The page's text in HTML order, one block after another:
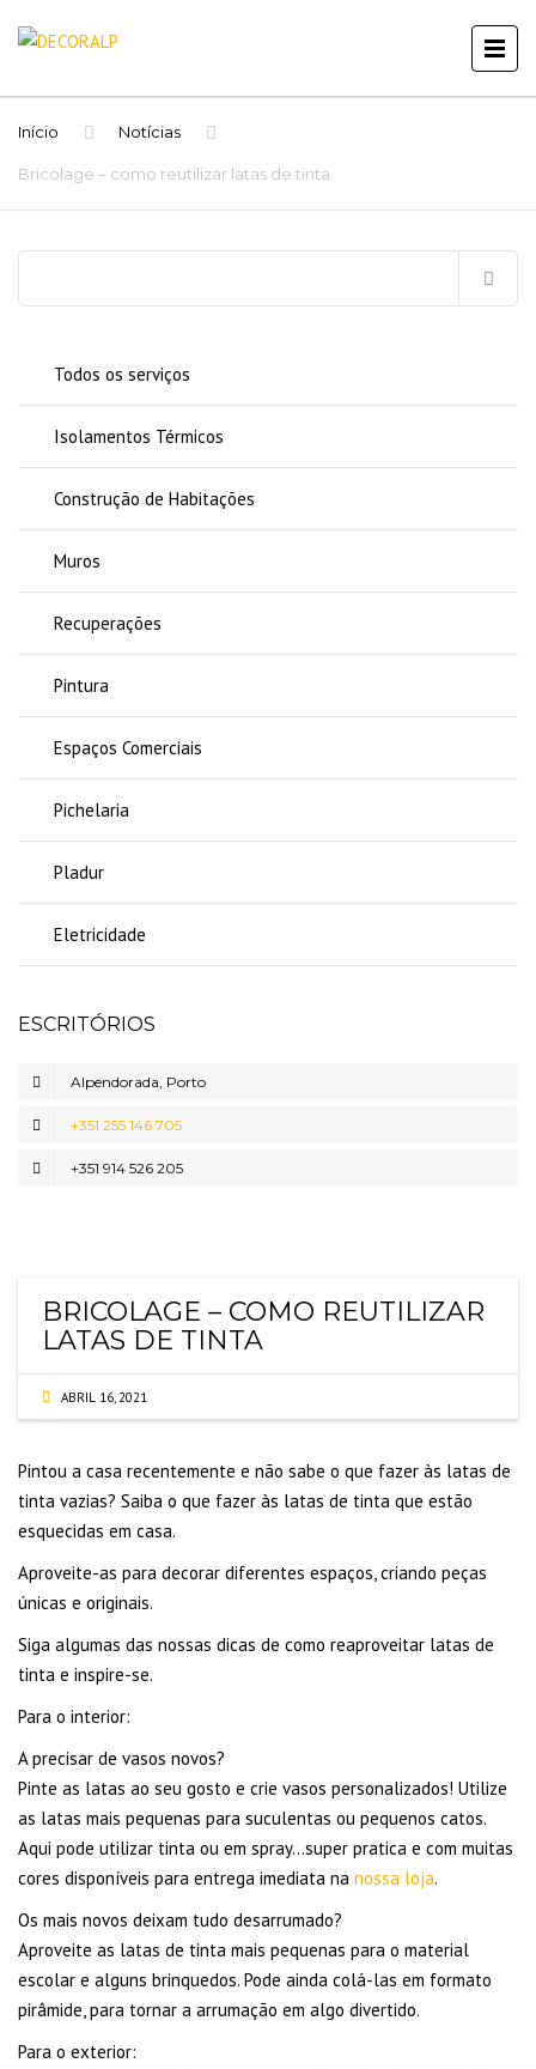
Início Notícias
Bricolage – como reutilizar latas de tinta
Todos os serviços
Isolamentos Térmicos
Construção de Habitações
Muros
Recuperações
Pintura
Espaços Comerciais
Pichelaria
Pladur
Eletricidade
ESCRITÓRIOS
Alpendorada, Porto
+351 255 146 705
+351 914 526 205
BRICOLAGE – COMO REUTILIZAR
LATAS DE TINTA
ABRIL 16, 2021
Pintou a casa recentemente e não sabe o que fazer às latas de
tinta vazias? Saiba o que fazer às latas de tinta que estão
esquecidas em casa.
Aproveite-as para decorar diferentes espaços, criando peças
únicas e originais.
Siga algumas das nossas dicas de como reaproveitar latas de
tinta e inspire-se.
Para o interior:
A precisar de vasos novos?
Pinte as latas ao seu gosto e crie vasos personalizados! Utilize
as latas mais pequenas para suculentas ou pequenos catos.
Aqui pode utilizar tinta ou em spray…super pratica e com muitas
cores disponíveis para entrega imediata na nossa loja.
Os mais novos deixam tudo desarrumado?
Aproveite as latas de tinta mais pequenas para o material
escolar e alguns brinquedos. Pode ainda colá-las em formato
pirâmide, para tornar a arrumação em algo divertido.
Para o exterior: